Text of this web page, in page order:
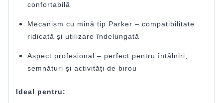
confortabilă
Mecanism cu mină tip Parker – compatibilitate
ridicată și utilizare îndelungată
Aspect profesional – perfect pentru întâlniri,
semnături și activități de birou
Ideal pentru: